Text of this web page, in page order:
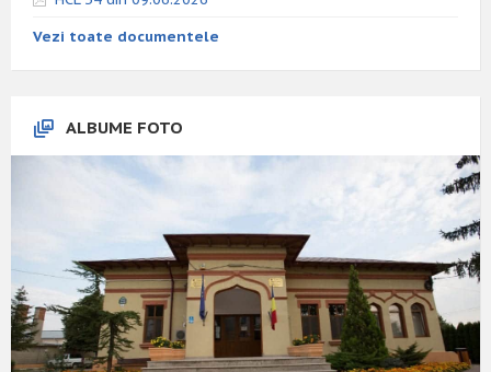
Vezi toate documentele
ALBUME FOTO